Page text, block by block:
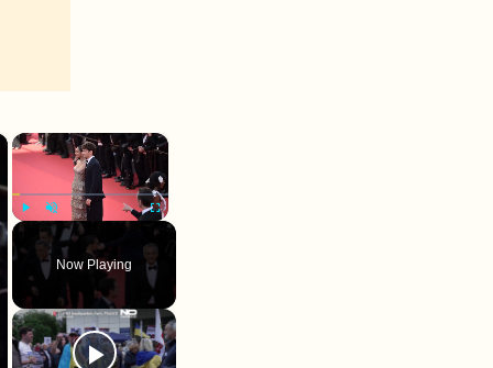
×
Play Unmute Fullscreen
Now Playing